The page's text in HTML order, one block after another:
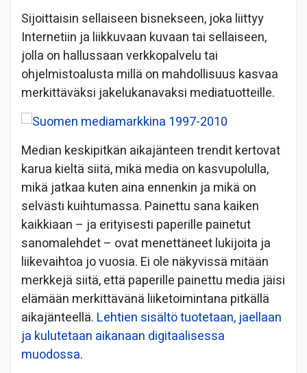
Sijoittaisin sellaiseen bisnekseen, joka liittyy
Internetiin ja liikkuvaan kuvaan tai sellaiseen,
jolla on hallussaan verkkopalvelu tai
ohjelmistoalusta millä on mahdollisuus kasvaa
merkittäväksi jakelukanavaksi mediatuotteille.
Median keskipitkän aikajänteen trendit kertovat
karua kieltä siitä, mikä media on kasvupolulla,
mikä jatkaa kuten aina ennenkin ja mikä on
selvästi kuihtumassa. Painettu sana kaiken
kaikkiaan – ja erityisesti paperille painetut
sanomalehdet – ovat menettäneet lukijoita ja
liikevaihtoa jo vuosia. Ei ole näkyvissä mitään
merkkejä siitä, että paperille painettu media jäisi
elämään merkittävänä liiketoimintana pitkällä
aikajänteellä. Lehtien sisältö tuotetaan, jaellaan
ja kulutetaan aikanaan digitaalisessa
muodossa.